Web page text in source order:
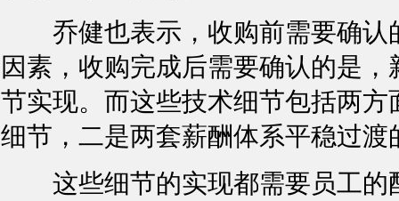
乔健也表示，收购前需要确认
因素，收购完成后需要确认的是
节实现。而这些技术细节包括两
细节，二是两套薪酬体系平稳过渡
这些细节的实现都需要员工的